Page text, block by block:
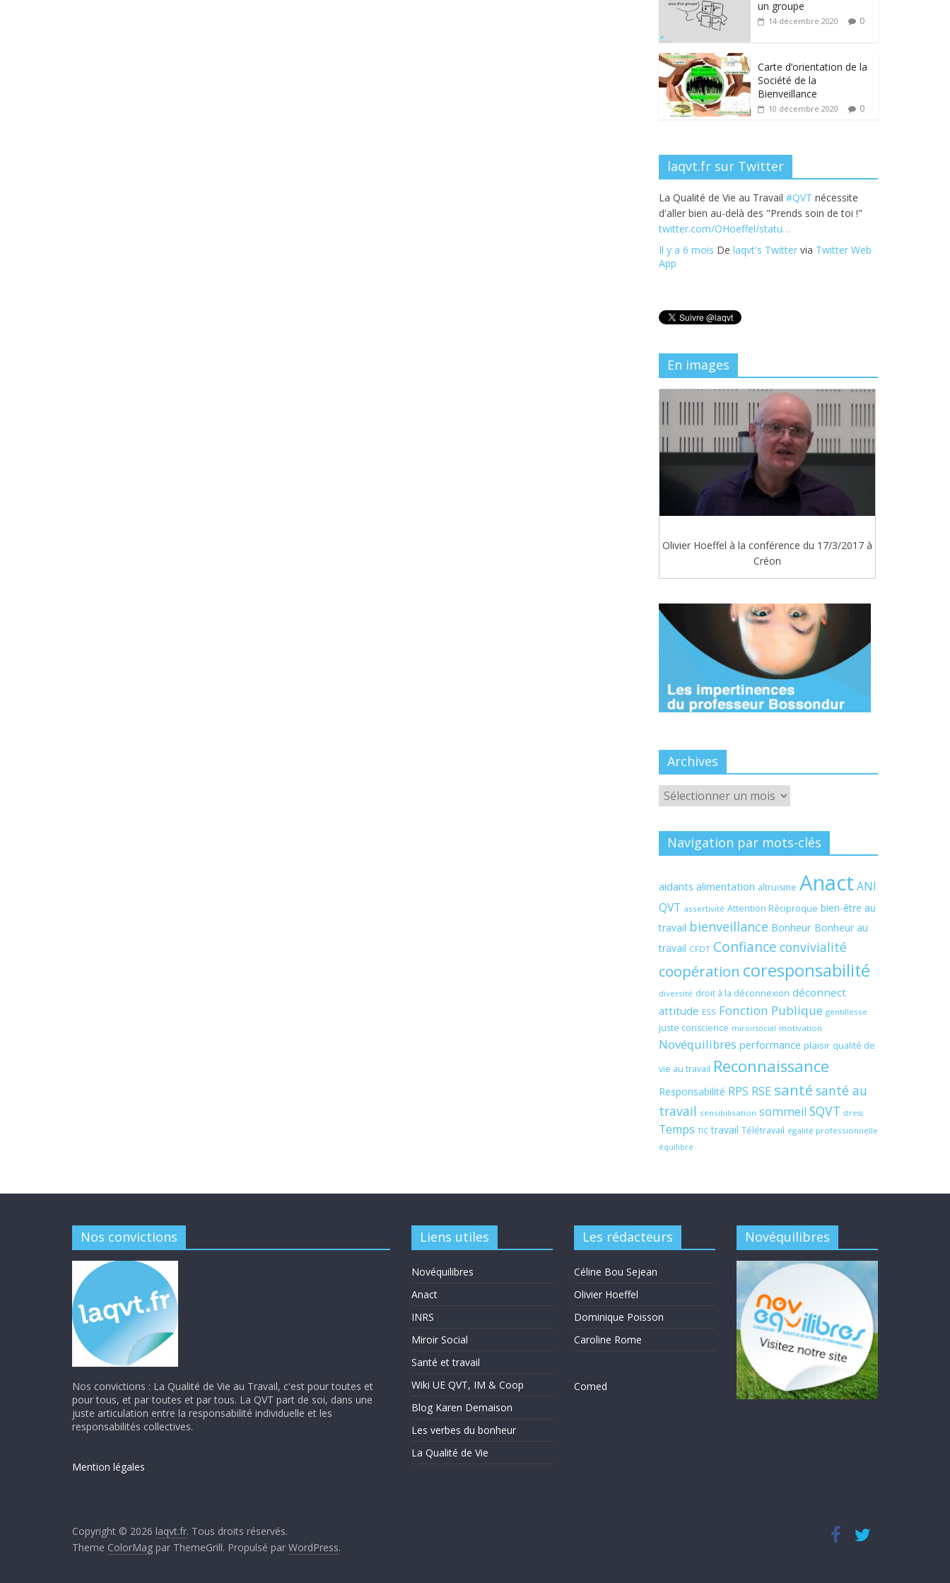
o
o
k
dI st er
un groupe
14 décembre 2020 0
Carte d’orientation de la
Société de la
Bienveillance
10 décembre 2020 0
laqvt.fr sur Twitter
La Qualité de Vie au Travail #QVT nécessite
d'aller bien au-delà des "Prends soin de toi !"
twitter.com/OHoeffel/statu…
Il y a 6 mois De laqvt's Twitter via Twitter Web
App
En images
Olivier Hoeffel à la conférence du 17/3/2017 à
Créon
Archives
Archives
Navigation par mots-clés
aidants alimentation altruisme Anact ANI
QVT assertivité Attention Réciproque bien-être au
travail bienveillance Bonheur Bonheur au
travail CFDT Confiance convivialité
coopération coresponsabilité
diversité droit à la déconnexion déconnect
attitude ESS Fonction Publique gentillesse
juste conscience miroirsocial motivation
Novéquilibres performance plaisir qualité de
vie au travail Reconnaissance
Responsabilité RPS RSE santé santé au
travail sensibilisation sommeil SQVT stress
Temps TIC travail Télétravail égalité professionnelle
équilibre
Nos convictions
Nos convictions : La Qualité de Vie au Travail, c'est pour toutes et
pour tous, et par toutes et par tous. La QVT part de soi, dans une
juste articulation entre la responsabilité individuelle et les
responsabilités collectives.
Mention légales
Liens utiles
Novéquilibres
Anact
INRS
Miroir Social
Santé et travail
Wiki UE QVT, IM & Coop
Blog Karen Demaison
Les verbes du bonheur
La Qualité de Vie
Les rédacteurs
Céline Bou Sejean
Olivier Hoeffel
Dominique Poisson
Caroline Rome
Comed
Novéquilibres
Copyright © 2026 laqvt.fr. Tous droits réservés.
Theme ColorMag par ThemeGrill. Propulsé par WordPress.